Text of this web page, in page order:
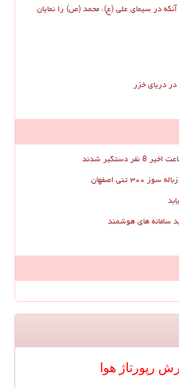
در سیمای علی (ع)، محمد (ص) را نمایان
دریای خزر
اصفهان
سامانه های هوشمند
رپورتاژ هوا